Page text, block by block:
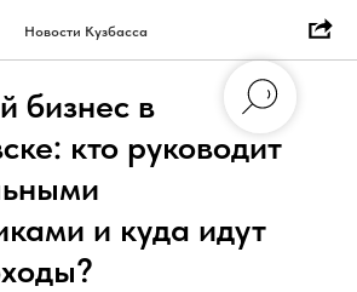
Новости Кузбасса
бизнес в
кто руководит
и куда идут